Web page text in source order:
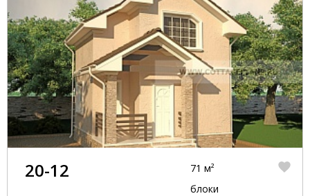
20-12
71 м²
блоки